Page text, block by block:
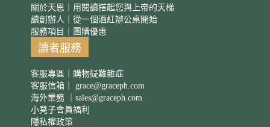
關於天恩｜用閱讀搭起您與上帝的天梯
讀創辦人｜從一個酒紅辦公桌開始
服務項目｜團購優惠
讀者服務
客服專區｜購物疑難雜症
客服信箱｜ grace@graceph.com
海外業務 ｜ sales@graceph.com
小凳子會員福利
隱私權政策